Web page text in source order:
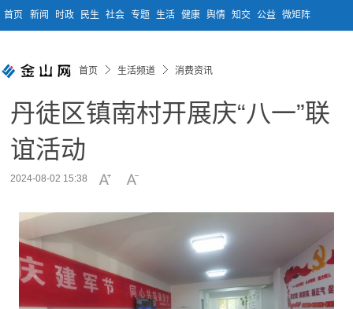
首页 新闻 时政 民生 社会 专题 生活 健康 舆情 知交 公益 微矩阵
首页 生活频道 消费资讯
丹徒区镇南村开展庆“八一”联
谊活动
2024-08-02 15:38